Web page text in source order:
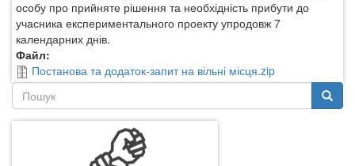
особу про прийняте рішення та необхідність прибути до
учасника експериментального проекту упродовж 7
календарних днів.
Файл:
Постанова та додаток-запит на вільні місця.zip
Пошукова
форма
Пошук